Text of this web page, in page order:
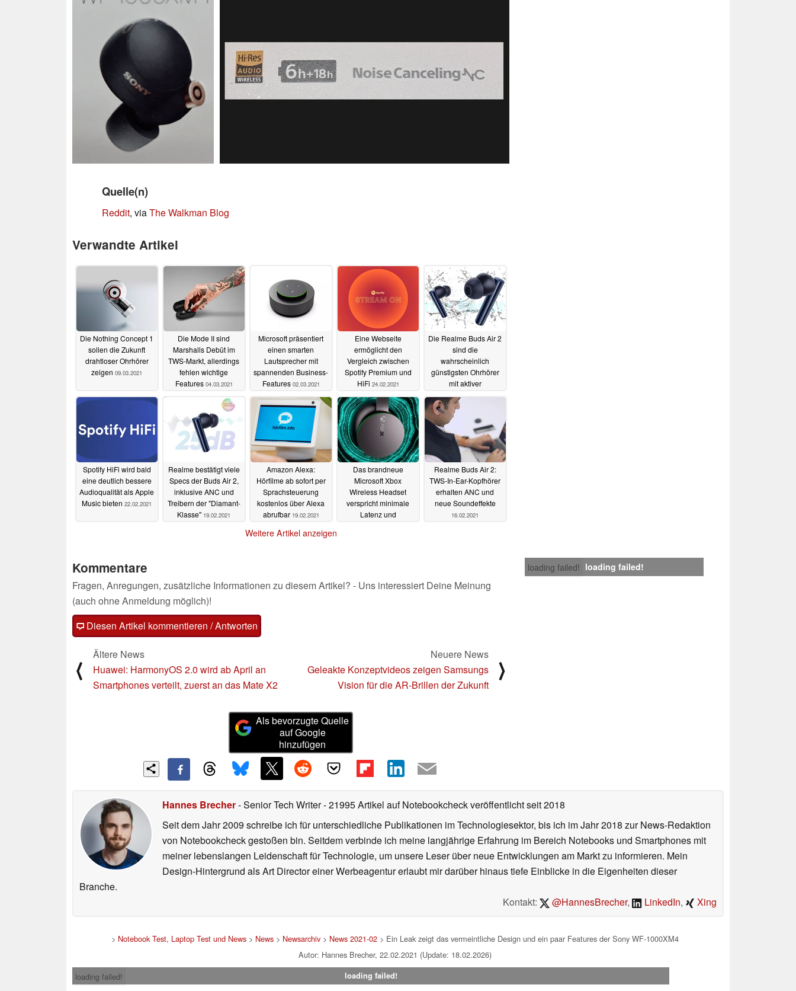
Quelle(n)
Reddit, viaThe Walkman Blog
Verwandte Artikel
Die Nothing Concept 1
sollen die Zukunft
drahtloser Ohrhörer
zeigen 09.03.2021
Die Mode II sind
Marshalls Debüt im
TWS-Markt, allerdings
fehlen wichtige
Features 04.03.2021
Microsoft präsentiert
einen smarten
Lautsprecher mit
spannenden Business-
Features 02.03.2021
Eine Webseite
ermöglicht den
Vergleich zwischen
Spotify Premium und
HiFi 24.02.2021
Die Realme Buds Air 2
sind die
wahrscheinlich
günstigsten Ohrhörer
mit aktiver
24.02.2021
Spotify HiFi wird bald
eine deutlich bessere
Audioqualität als Apple
Music bieten 22.02.2021
Realme bestätigt viele
Specs der Buds Air 2,
inklusive ANC und
Treibern der "Diamant-
Klasse" 19.02.2021
Amazon Alexa:
Hörfilme ab sofort per
Sprachsteuerung
kostenlos über Alexa
abrufbar 19.02.2021
Das brandneue
Microsoft Xbox
Wireless Headset
verspricht minimale
Latenz und
Realme Buds Air 2:
TWS-In-Ear-Kopfhörer
erhalten ANC und
neue Soundeffekte
16.02.2021
Weitere Artikel anzeigen
loading failed! loading failed!
Kommentare
Fragen, Anregungen, zusätzliche Informationen zu diesem Artikel? - Uns interessiert Deine Meinung
(auch ohne Anmeldung möglich)!
Diesen Artikel kommentieren / Antworten
⟨
Ältere News
Huawei: HarmonyOS 2.0 wird ab April an
Smartphones verteilt, zuerst an das Mate X2
Neuere News
Geleakte Konzeptvideos zeigen Samsungs
Vision für die AR-Brillen der Zukunft
⟩
Als bevorzugte Quelle
auf Google
hinzufügen
Hannes Brecher- Senior Tech Writer- 21995 Artikel auf Notebookcheck veröffentlichtseit 2018
Seit dem Jahr 2009 schreibe ich für unterschiedliche Publikationen im Technologiesektor, bis ich im Jahr 2018 zur News-Redaktion
von Notebookcheck gestoßen bin. Seitdem verbinde ich meine langjährige Erfahrung im Bereich Notebooks und Smartphones mit
meiner lebenslangen Leidenschaft für Technologie, um unsere Leser über neue Entwicklungen am Markt zu informieren. Mein
Design-Hintergrund als Art Director einer Werbeagentur erlaubt mir darüber hinaus tiefe Einblicke in die Eigenheiten dieser
Branche.
Kontakt:
@HannesBrecher, LinkedIn, Xing
> Notebook Test, Laptop Test und News > News > Newsarchiv > News 2021-02 > Ein Leak zeigt das vermeintliche Design und ein paar Features der Sony WF-1000XM4
Autor: Hannes Brecher, 22.02.2021 (Update: 18.02.2026)
loading failed!
loading failed!